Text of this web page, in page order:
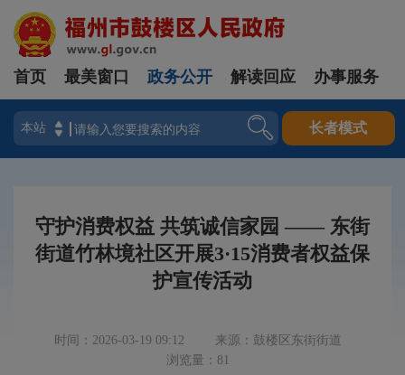
登录
首页 最美窗口 政务公开 解读回应 办事服务
长者模式
守护消费权益 共筑诚信家园 —— 东街
街道竹林境社区开展3·15消费者权益保
护宣传活动
时间：2026-03-19 09:12
来源：鼓楼区东街街道
浏览量：81